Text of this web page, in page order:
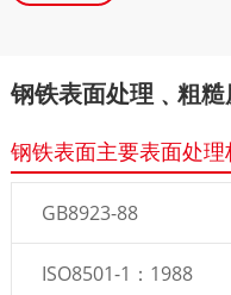
钢铁表面处理﹑粗
钢铁表面主要表面处理
GB8923-88
ISO8501-1：1988